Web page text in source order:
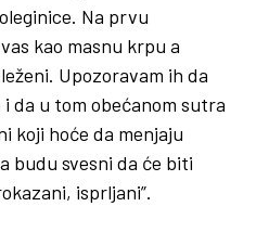
Na prvu
kao masnu krpu a
Upozoravam ih da
da u tom obećanom sutra
koji hoće da menjaju
budu svesni da će biti
isprljani”.